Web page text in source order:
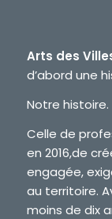
Arts des
d’abord une
Notre histoire.
Celle de
en 2016,de
engagée,
au territoire.
moins de dix